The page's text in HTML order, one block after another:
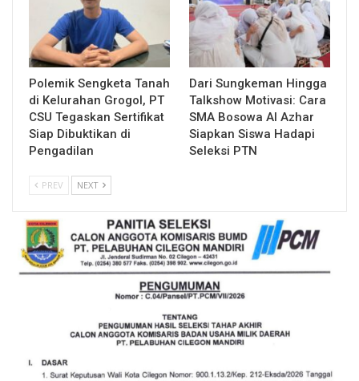
Polemik Sengketa Tanah
di Kelurahan Grogol, PT
CSU Tegaskan Sertifikat
Siap Dibuktikan di
Pengadilan
Dari Sungkeman Hingga
Talkshow Motivasi: Cara
SMA Bosowa Al Azhar
Siapkan Siswa Hadapi
Seleksi PTN
PREV NEXT